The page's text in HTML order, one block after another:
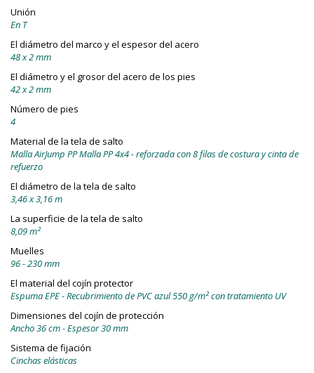
Unión
En T
El diámetro del marco y el espesor del acero
48 x 2 mm
El diámetro y el grosor del acero de los pies
42 x 2 mm
Número de pies
4
Material de la tela de salto
Malla AirJump PP Malla PP 4x4 - reforzada con 8 filas de costura y cinta de
refuerzo
El diámetro de la tela de salto
3,46 x 3,16 m
La superficie de la tela de salto
8,09 m²
Muelles
96 - 230 mm
El material del cojín protector
Espuma EPE - Recubrimiento de PVC azul 550 g/m² con tratamiento UV
Dimensiones del cojín de protección
Ancho 36 cm - Espesor 30 mm
Sistema de fijación
Cinchas elásticas